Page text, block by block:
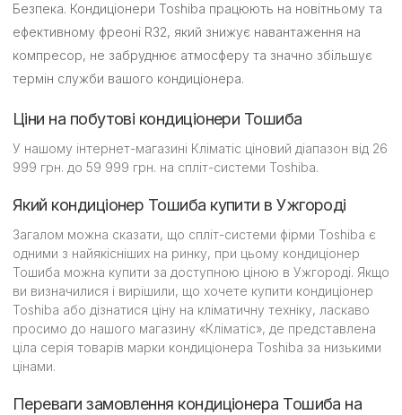
Безпека. Кондиціонери Toshiba працюють на новітньому та
ефективному фреоні R32, який знижує навантаження на
компресор, не забруднює атмосферу та значно збільшує
термін служби вашого кондиціонера.
Ціни на побутові кондиціонери Тошиба
У нашому інтернет-магазині Кліматіс ціновий діапазон від 26
999 грн. до 59 999 грн. на спліт-системи Toshiba.
Який кондиціонер Тошиба купити в Ужгороді
Загалом можна сказати, що спліт-системи фірми Toshiba є
одними з найякісніших на ринку, при цьому кондиціонер
Тошиба можна купити за доступною ціною в Ужгороді. Якщо
ви визначилися і вирішили, що хочете купити кондиціонер
Toshiba або дізнатися ціну на кліматичну техніку, ласкаво
просимо до нашого магазину «Кліматіс», де представлена
ціла серія товарів марки кондиціонера Toshiba за низькими
цінами.
Переваги замовлення кондиціонера Тошиба на